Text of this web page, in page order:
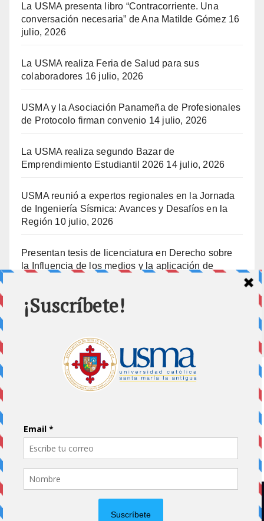
La USMA presenta libro “Contracorriente. Una
conversación necesaria” de Ana Matilde Gómez 16
julio, 2026
La USMA realiza Feria de Salud para sus
colaboradores 16 julio, 2026
USMA y la Asociación Panameña de Profesionales
de Protocolo firman convenio 14 julio, 2026
La USMA realiza segundo Bazar de
Emprendimiento Estudiantil 2026 14 julio, 2026
USMA reunió a expertos regionales en la Jornada
de Ingeniería Sísmica: Avances y Desafíos en la
Región 10 julio, 2026
Presentan tesis de licenciatura en Derecho sobre
la Influencia de los medios y la aplicación de